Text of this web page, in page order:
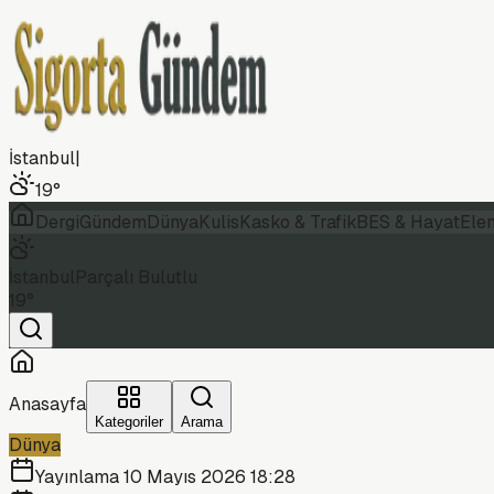
İstanbul|
19°
DergiGündemDünyaKulisKasko & TrafikBES & Hayat
Anasayfa
Kategoriler Arama
Dünya
Yayınlama10 Mayıs 2026 18:28